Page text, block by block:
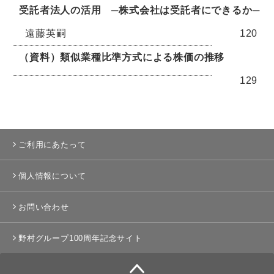
受託者法人の活用 ─株式会社は受託者にできるか─
遠藤英嗣 120
（資料）類似業種比準方式による株価の推移
129
ご利用にあたって
個人情報について
お問い合わせ
野村グループ100周年記念サイト